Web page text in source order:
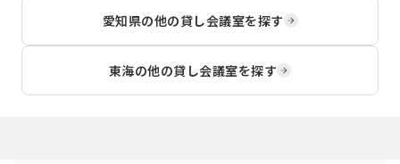
愛知県の他の貸し会議室を探す
東海の他の貸し会議室を探す